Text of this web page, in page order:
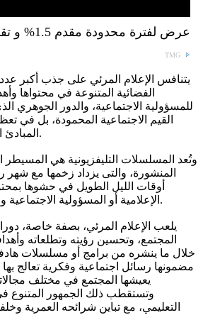
عرض لفترة محدودة مقدم 1.5% و تقسيط علي 15 سنة
TMG
يتنافس الإعلام المرئي على جذب أكبر
الفضائية المتنوعة في محتواها
للمسؤولية الاجتماعية، والدور الجوهري
القيم الاجتماعية المحمودة، بل في
المبادئ العامة، والمحافظة عليها.
وتُعد المسلسلات التليفزيونية هي المسيطر
المنشورة، والتى يزداد زخمها مع
أوقات الليل الطويل في حشوها
الإعلامية أو المسؤولية الاجتماعية والمهنية بصلة تذكر إيجابيا.
يلعب الإعلام المرئي، بصفة خاصة، دورا
المجتمع، وتحسين رؤيته وتطلعاته
خلال ما ينشره من برامج أو مسلسلات
مضمونها رسائل اجتماعية وفكرية تعالج بها
يعيشها المجتمع في مختلف
وتستقطب ذلك الجمهور المتنوع
التعليمي، مع تباين شرائحه العمرية